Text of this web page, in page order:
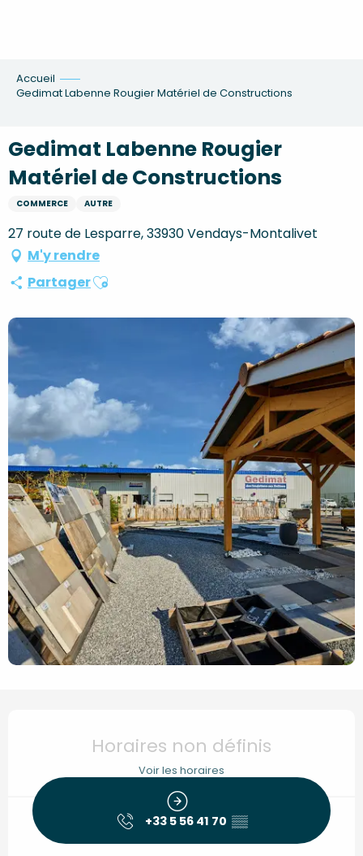
Accueil
Gedimat Labenne Rougier Matériel de Constructions
Gedimat Labenne Rougier
Matériel de Constructions
COMMERCE AUTRE
27 route de Lesparre, 33930 Vendays-Montalivet
M'y rendre
PartagerAjouter aux favoris
Horaires non définis
Voir les horaires
+33 5 56 41 70 ▒▒